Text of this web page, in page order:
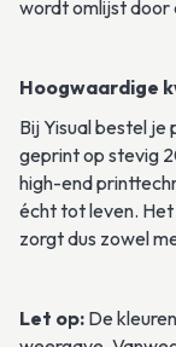
wordt omlijst door
Hoogwaardige
Bij Yisual bestel
geprint op stevig
high-end
écht tot leven.
zorgt dus zowel
Let op: De